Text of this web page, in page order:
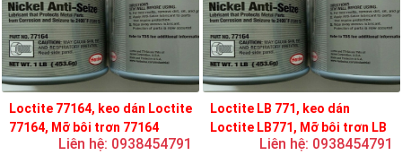
Loctite 77164, keo dán Loctite
77164, Mỡ bôi trơn 77164
Liên hệ: 0938454791
Loctite LB 771, keo dán
Loctite LB771, Mỡ bôi trơn LB
Liên hệ: 0938454791